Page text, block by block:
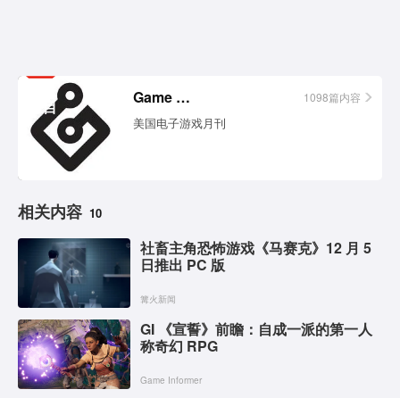
栏目
Game Informer 1098篇内容
美国电子游戏月刊
相关内容 10
社畜主角恐怖游戏《马赛克》12 月 5
日推出 PC 版
篝火新闻
GI 《宣誓》前瞻：自成一派的第一人
称奇幻 RPG
Game Informer